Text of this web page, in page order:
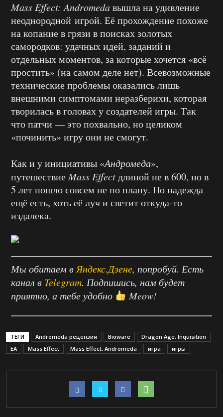
Mass Effect: Andromedaвышла на удивление
неоднородной игрой. Её прохождение похоже
на копание в грязи в поисках золотых
самородков: удачных идей, заданий и
отдельных моментов, за которые хочется «всё
простить» (на самом деле нет). Всевозможные
технические проблемы оказались лишь
внешними симптомами неразберихи, которая
творилась в головах у создателей игры. Так
что патчи — это похвально, но целиком
«починить» игру они не смогут.
Как и у инициативы «Андромеда»,
путешествиеMass Effectдлиной не в 600, но в
5 лет пошло совсем не по плану. Но надежда
ещё есть, хоть её луч и светит откуда-то
издалека.
Мы обитаем в Яндекс.Дзене, попробуй. Есть
канал в Telegram. Подпишись, нам будет
приятно, а тебе удобно
Meow!
ТЕГИ Andromeda рецензия Bioware
Dragon Age: Inquisition
EA
Mass Effect Mass Effect: Andromeda игра игры